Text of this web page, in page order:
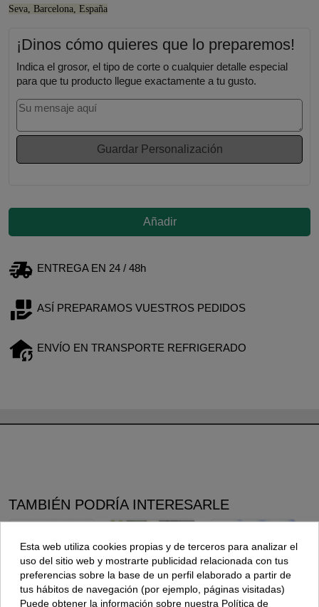
Seva, Barcelona, España
¡Dinos cómo quieres que lo preparemos!
Indica el grosor, el tipo de corte o cualquier detalle especial
para que tu producto llegue exactamente a tu gusto.
Guardar Personalización
Añadir
ENTREGA EN 24 / 48h
ASÍ PREPARAMOS VUESTROS PEDIDOS
ENVÍO EN TRANSPORTE REFRIGERADO
TAMBIÉN PODRÍA INTERESARLE
Esta web utiliza cookies propias y de terceros para analizar el
uso del sitio web y mostrarte publicidad relacionada con tus
preferencias sobre la base de un perfil elaborado a partir de
tus hábitos de navegación (por ejemplo, páginas visitadas)
Puede obtener la información sobre nuestra Política de